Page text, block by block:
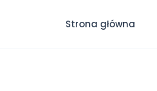
Strona główna